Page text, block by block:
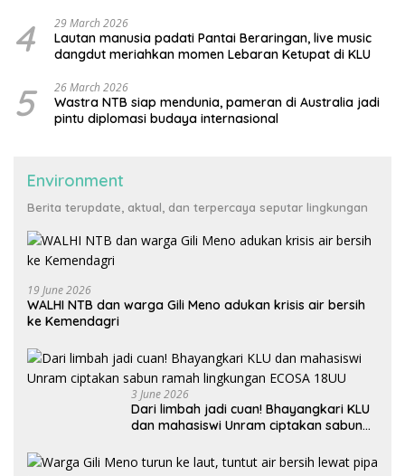
4 29 March 2026
Lautan manusia padati Pantai Beraringan, live music
dangdut meriahkan momen Lebaran Ketupat di KLU
5 26 March 2026
Wastra NTB siap mendunia, pameran di Australia jadi
pintu diplomasi budaya internasional
Environment
Berita terupdate, aktual, dan terpercaya seputar lingkungan
19 June 2026
WALHI NTB dan warga Gili Meno adukan krisis air bersih
ke Kemendagri
3 June 2026
Dari limbah jadi cuan! Bhayangkari KLU
dan mahasiswi Unram ciptakan sabun